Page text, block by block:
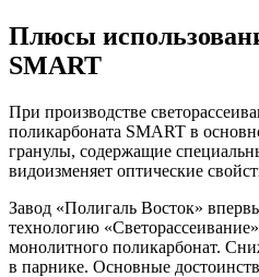
Плюсы
SMART
При производстве
поликарбоната SMART в
гранулы, содержащие
видоизменяет оптические
Завод «Полигаль Восток»
технологию
монолитного поликарбонат.
в парнике. Основные